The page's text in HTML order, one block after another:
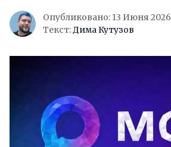
Опубликовано: 13 Июня 2026
Текст:Дима Кутузов